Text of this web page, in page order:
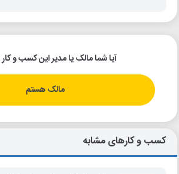
آیا شما مالک یا مدیر این کسب و
مالک هستم
کسب و کارهای مشابه